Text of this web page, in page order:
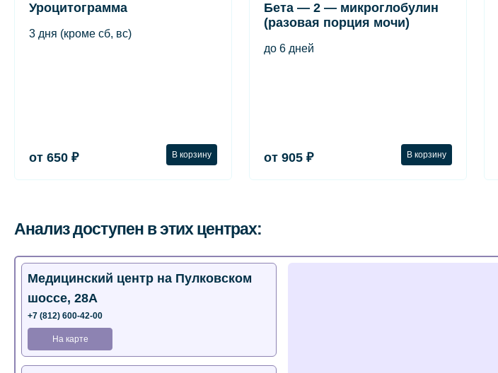
Уроцитограмма
3 дня (кроме сб, вс)
от 650 ₽ В корзину
Бета — 2 — микроглобулин
(разовая порция мочи)
до 6 дней
от 905 ₽ В корзину
Анализ доступен в этих центрах:
Медицинский центр на Пулковском
шоссе, 28А
+7 (812) 600-42-00
На карте